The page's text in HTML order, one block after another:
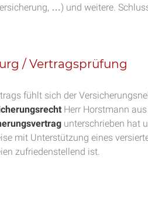
…) und weitere.
/ Vertragsprüfung
fühlt sich der
Herr Horstmann aus
unterschrieben hat
mit Unterstützung eines
zufriedenstellend ist.